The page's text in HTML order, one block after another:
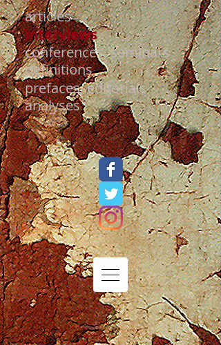
articles
interviews
conferences, seminars
definitions
prefaces, editorials
analyses